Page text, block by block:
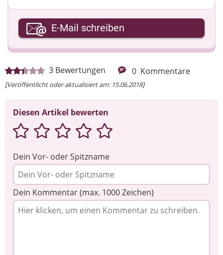
3 Bewertungen 0 Kommentare
[Veröffentlicht oder aktualisiert am: 15.06.2018]
Diesen Artikel bewerten
Dein Vor- oder Spitzname
Dein Kommentar (max. 1000 Zeichen)
Ihre E-Mail-Adresse
Ihre Nachricht
E-Mail schreiben